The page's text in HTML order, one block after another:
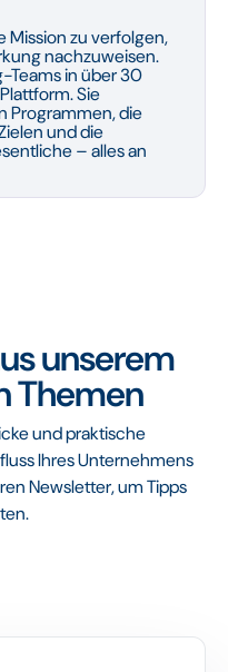
zu verfolgen,
nachzuweisen.
Teams in über 30
Sie
Programmen, die
und die
– alles an
unserem
Themen
und praktische
Ihres Unternehmens
Newsletter, um Tipps